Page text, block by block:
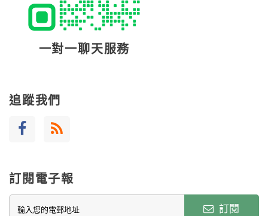
一對一聊天服務
追蹤我們
訂閱電子報
訂閱